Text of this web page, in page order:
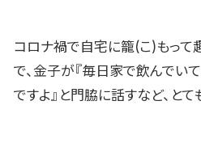
コロナ禍で自宅に籠(こ)もって
で、金子が『毎日家で飲んでい
ですよ』と門脇に話すなど、とて